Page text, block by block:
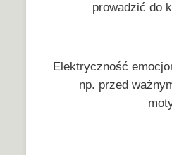
prowadzić do
Elektryczność
np. przed